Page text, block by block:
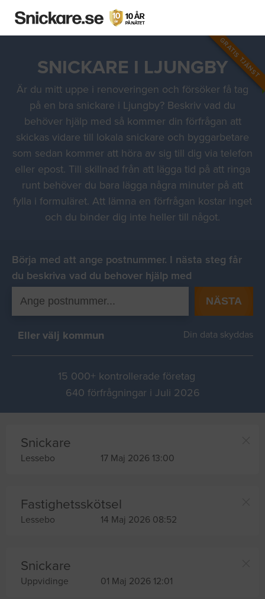
GRATIS TJÄNST
SNICKARE I LJUNGBY
Är du mitt uppe i renoveringen och försöker få tag
på en bra snickare i Ljungby? Beskriv vad du
behöver hjälp med så kommer din förfrågan att
skickas vidare till lokala snickare och byggarbetare
som sedan kommer att höra av sig till dig via telefon
eller epost. Till skillnad från att lägga tid på att ringa
runt behöver du bara lägga några minuter på att
fylla i formuläret. Att lämna en förfrågan kostar inget
och du binder dig inte heller till något.
Börja med att ange postnummer. I nästa steg får
du beskriva vad du behover hjälp med
NÄSTA
Eller välj kommun Din data skyddas
15 000+ kontrollerade företag
640 förfrågningar i Juli 2026
Snickare
Lessebo 17 Maj 2026 13:00
Fastighetsskötsel
Lessebo 14 Maj 2026 08:52
Snickare
Uppvidinge 01 Maj 2026 12:01